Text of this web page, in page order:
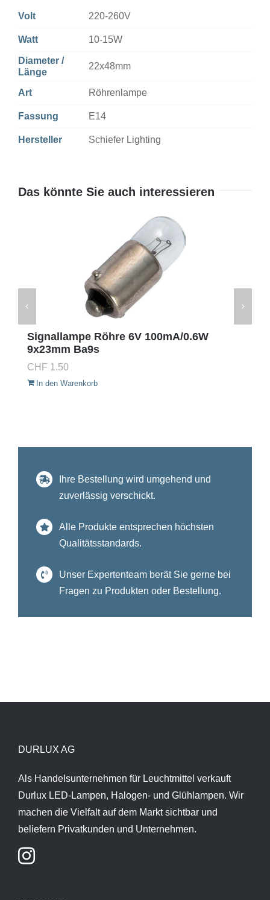
Volt 220-260V
Watt 10-15W
Diameter /
Länge
22x48mm
Art Röhrenlampe
Fassung E14
Hersteller Schiefer Lighting
Das könnte Sie auch interessieren
Signallampe Röhre 6V 100mA/0.6W
9x23mm Ba9s
CHF 1.50
In den Warenkorb
Ihre Bestellung wird umgehend und
zuverlässig verschickt.
Alle Produkte entsprechen höchsten
Qualitätsstandards.
Unser Expertenteam berät Sie gerne bei
Fragen zu Produkten oder Bestellung.
DURLUX AG
Als Handelsunternehmen für Leuchtmittel verkauft
Durlux LED-Lampen, Halogen- und Glühlampen. Wir
machen die Vielfalt auf dem Markt sichtbar und
beliefern Privatkunden und Unternehmen.